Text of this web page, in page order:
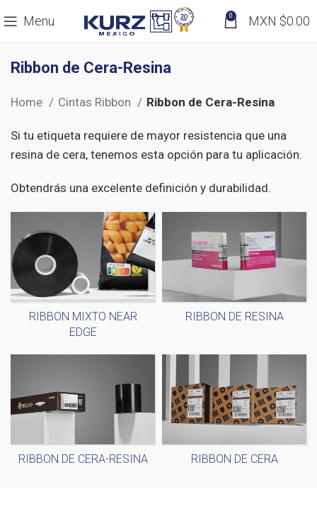
Menu 0 MXN $0.00
Ribbon de Cera-Resina
Home Cintas Ribbon Ribbon de Cera-Resina
Si tu etiqueta requiere de mayor resistencia que una
resina de cera, tenemos esta opción para tu aplicación.
Obtendrás una excelente definición y durabilidad.
RIBBON MIXTO NEAR
EDGE
RIBBON DE RESINA
RIBBON DE CERA-RESINA RIBBON DE CERA